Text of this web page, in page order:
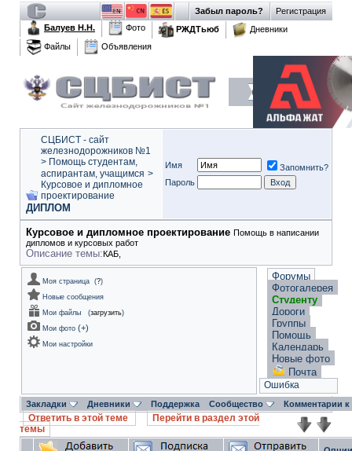
Регистрация
Забыл пароль?
Балуев Н.Н.
Фото РЖДТьюб
Дневники
Файлы
Объявления
СЦБИСТ - сайт
железнодорожников №1
> Помощь студентам,
аспирантам, учащимся >
Курсовое и дипломное
проектирование
ДИПЛОМ
Имя
Запомнить?
Пароль
Курсовое и дипломное проектирование Помощь в написании
дипломов и курсовых работ
Описание темы:КАБ,
Моя страница (?)
Новые сообщения
Мои файлы
(загрузить)
Мои фото (+)
Мои настройки
Форумы
Фотогалерея
Студенту
Дороги
Группы
Помощь
Календарь
Новые фото
Почта
Ошибка
Закладки Дневники Поддержка Сообщество Комментарии
Ответить в этой теме
Перейти в раздел этой
темы